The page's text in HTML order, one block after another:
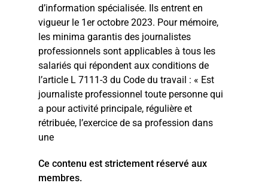
d’information spécialisée. Ils entrent en
vigueur le 1er octobre 2023. Pour mémoire,
les minima garantis des journalistes
professionnels sont applicables à tous les
salariés qui répondent aux conditions de
l’article L 7111-3 du Code du travail : « Est
journaliste professionnel toute personne qui
a pour activité principale, régulière et
rétribuée, l’exercice de sa profession dans
une
Ce contenu est strictement réservé aux
membres.